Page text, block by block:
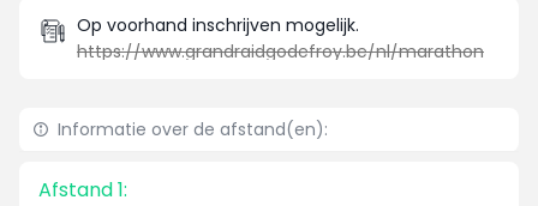
Op voorhand inschrijven mogelijk.
https://www.grandraidgodefroy.be/nl/marathon
Informatie over de afstand(en):
Afstand 1: